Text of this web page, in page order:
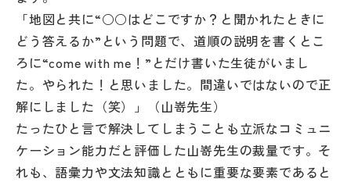
運営会社
「地図と共に“○○はどこですか？と聞かれたときに
どう答えるか”という問題で、道順の説明を書くとこ
ろに“come with me！”とだけ書いた生徒がいまし
た。やられた！と思いました。間違いではないので正
解にしました（笑）」（山嵜先生）
たったひと言で解決してしまうことも立派なコミュニ
ケーション能力だと評価した山嵜先生の裁量です。そ
れも、語彙力や文法知識とともに重要な要素であると